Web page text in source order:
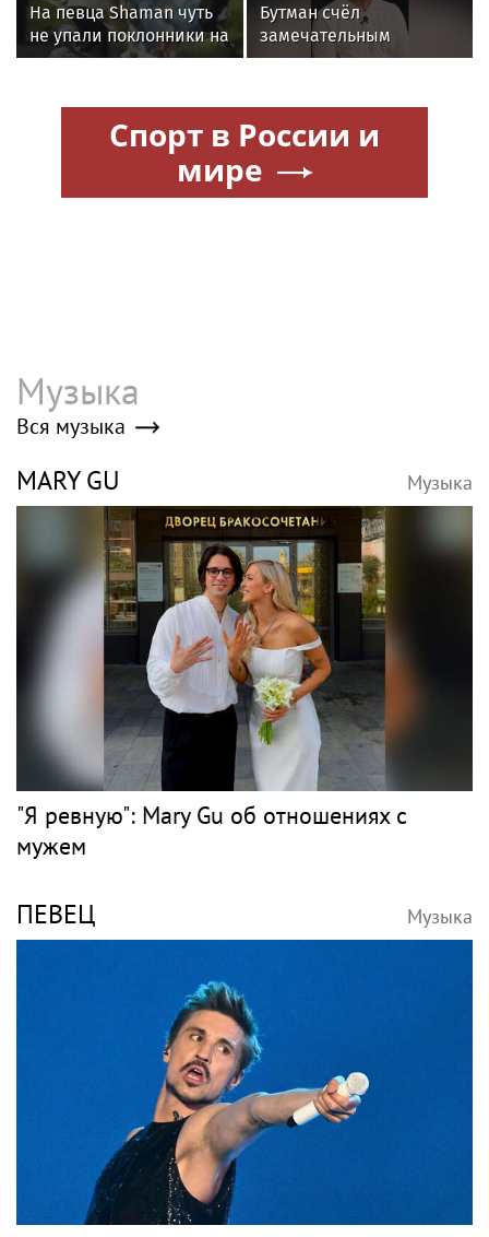
На певца Shaman чуть
не упали поклонники на
концерте
Бутман счёл
замечательным
решение друзей
квартиру
Спорт в России и
мире
Музыка
Вся музыка
MARY GU Музыка
"Я ревную": Mary Gu об отношениях с
мужем
ПЕВЕЦ Музыка